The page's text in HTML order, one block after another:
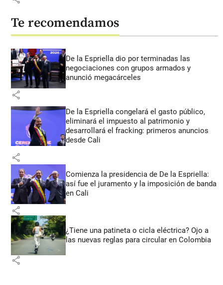
Te recomendamos
De la Espriella dio por terminadas las
negociaciones con grupos armados y
anunció megacárceles
share
De la Espriella congelará el gasto público,
eliminará el impuesto al patrimonio y
desarrollará el fracking: primeros anuncios
desde Cali
share
Comienza la presidencia de De la Espriella:
así fue el juramento y la imposición de banda
en Cali
share
¿Tiene una patineta o cicla eléctrica? Ojo a
las nuevas reglas para circular en Colombia
share